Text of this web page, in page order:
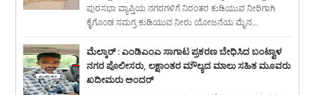
ಪುರಸಭಾ ವ್ಯಾಪ್ತಿಯ ನಗರಗಳಿಗೆ ನಿರಂತರ ಕುಡಿಯುವ ನೀರಿಗಾಗಿ
ಕೈಗೊಂಡ ಸಮಗ್ರ ಕುಡಿಯುವ ನೀರು ಯೋಜನೆಯ ಮೈನ...
ಮೆಲ್ಕಾರ್ : ಎಂಡಿಎಂಎ ಸಾಗಾಟ ಪ್ರಕರಣ ಬೇಧಿಸಿದ ಬಂಟ್ವಾಳ
ನಗರ ಪೊಲೀಸರು, ಲಕ್ಷಾಂತರ ಮೌಲ್ಯದ ಮಾಲು ಸಹಿತ ಮೂವರು
ಖದೀಮರು ಅಂದರ್